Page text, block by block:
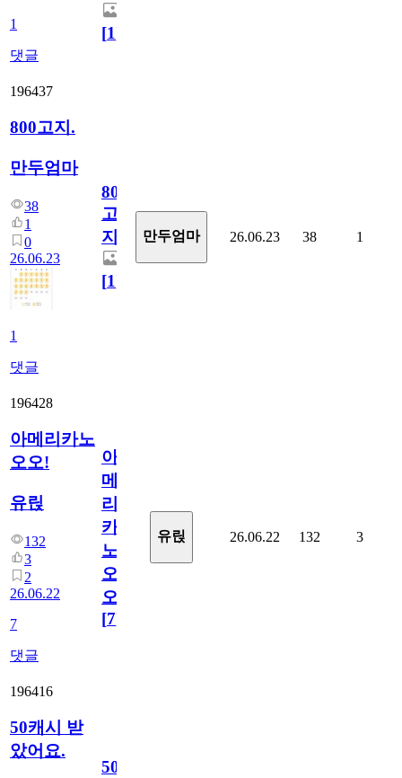
1
댓글
[1]
196437
800고지.
만두엄마
38
1
0
26.06.23
1
댓글
800
고
지.
[1]
만두엄마 26.06.23 38 1
196428
아메리카노
오오!
유릱
132
3
2
26.06.22
7
댓글
아
메
리
카
노
오
오!
[7]
유릱 26.06.22 132 3
196416
50캐시 받
았어요.
50